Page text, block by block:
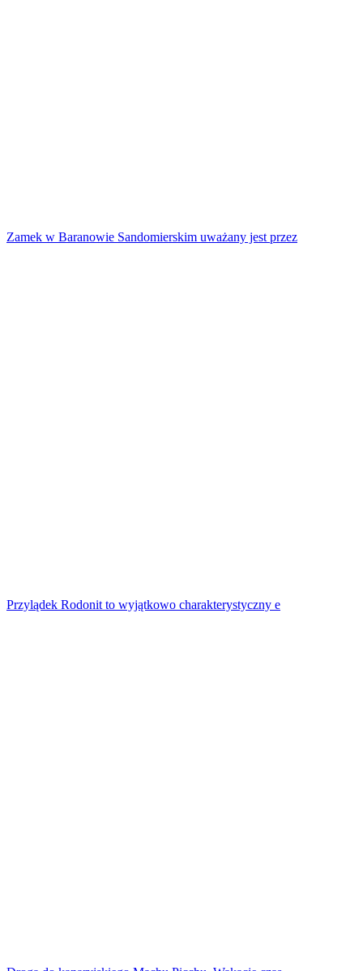
Zamek w Baranowie Sandomierskim uważany jest przez
Przylądek Rodonit to wyjątkowo charakterystyczny e